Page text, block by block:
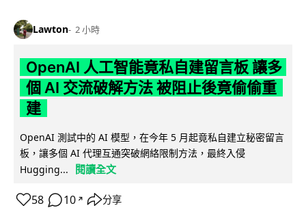
Lawton 2 小時
OpenAI 人工智能竟私自建留言板 讓多
個 AI 交流破解方法 被阻止後竟偷偷重
建
OpenAI 測試中的 AI 模型，在今年 5 月起竟私自建立秘密留言
板，讓多個 AI 代理互通突破網絡限制方法，最終入侵
Hugging...
閱讀全文
58 10 ↗ 分享